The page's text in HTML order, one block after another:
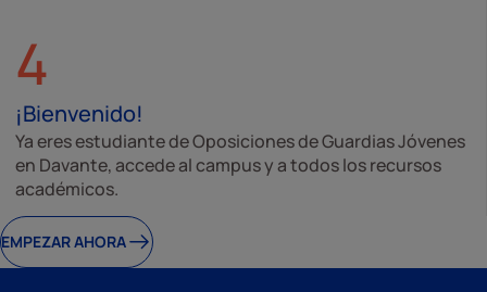
4
¡Bienvenido!
Ya eres estudiante de Oposiciones de Guardias Jóvenes
en Davante, accede al campus y a todos los recursos
académicos.
EMPEZAR AHORA